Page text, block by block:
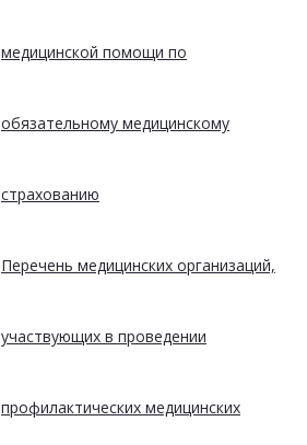
медицинской помощи по
обязательному медицинскому
страхованию
Перечень медицинских организаций,
участвующих в проведении
профилактических медицинских